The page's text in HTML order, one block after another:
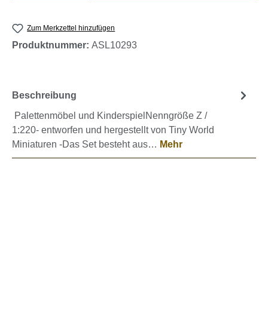
Zum Merkzettel hinzufügen
Produktnummer: ASL10293
Beschreibung
Palettenmöbel und KinderspielNenngröße Z /
1:220- entworfen und hergestellt von Tiny World
Miniaturen -Das Set besteht aus… Mehr